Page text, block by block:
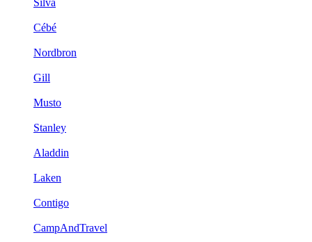
Silva
Cébé
Nordbron
Gill
Musto
Stanley
Aladdin
Laken
Contigo
CampAndTravel